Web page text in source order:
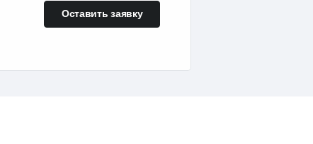
Оставить заявку